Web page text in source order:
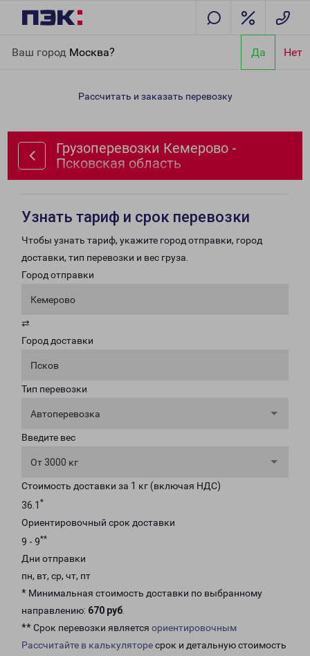
Ваш город Москва? Да Нет
область
Рассчитать и заказать перевозку
Грузоперевозки Кемерово -
Псковская область
Узнать тариф и срок перевозки
Чтобы узнать тариф, укажите город отправки, город
доставки, тип перевозки и вес груза.
Город отправки
Кемерово
⇄
Город доставки
Псков
Тип перевозки
Автоперевозка
Введите вес
От 3000 кг
Стоимость доставки за 1 кг (включая НДС)
36.1 *
Ориентировочный срок доставки
9 - 9**
Дни отправки
пн, вт, ср, чт, пт
* Минимальная стоимость доставки по выбранному
направлению: 670 руб.
** Срок перевозки является ориентировочным
Рассчитайте в калькуляторесрок и детальную стоимость